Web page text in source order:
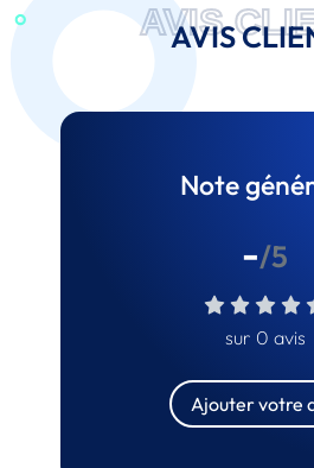
AVIS
AVIS
Note
-/5
sur 0 avis
Ajouter votre